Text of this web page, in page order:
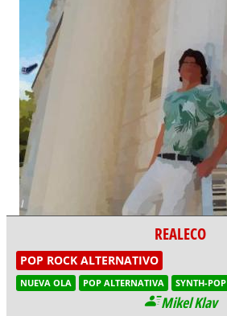
REALECO
POP ROCK ALTERNATIVO
NUEVA OLA POP ALTERNATIVA SYNTH-POP
Mikel Klav